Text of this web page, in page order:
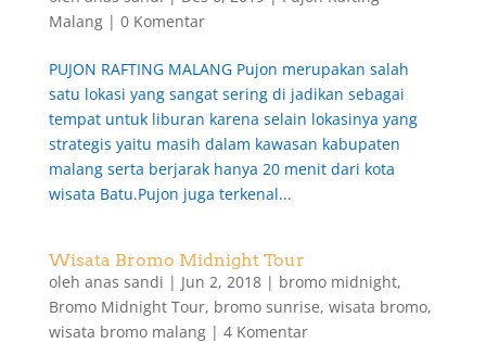
Malang| 0 Komentar
PUJON RAFTING MALANG Pujon merupakan salah
satu lokasi yang sangat sering di jadikan sebagai
tempat untuk liburan karena selain lokasinya yang
strategis yaitu masih dalam kawasan kabupaten
malang serta berjarak hanya 20 menit dari kota
wisata Batu.Pujon juga terkenal...
Wisata Bromo Midnight Tour
oleh anas sandi | Jun 2, 2018| bromo midnight,
Bromo Midnight Tour, bromo sunrise, wisata bromo,
wisata bromo malang| 4 Komentar